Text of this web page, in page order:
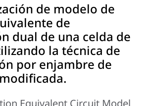
de modelo de
de
dual de una celda de
la técnica de
por enjambre de